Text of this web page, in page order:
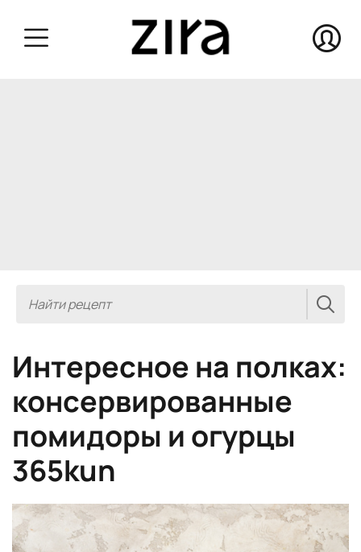
Интересное на полках:
консервированные
помидоры и огурцы
365kun